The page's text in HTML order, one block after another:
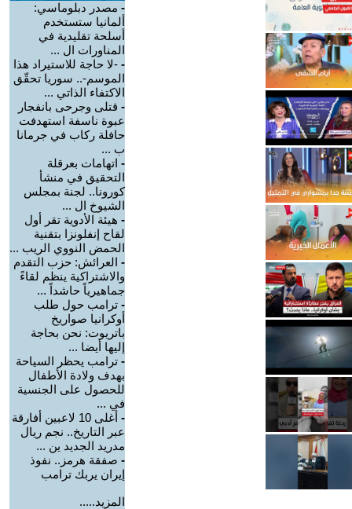
- مصدر دبلوماسي:
ألمانيا ستستخدم
أسلحة تقليدية في
المناورات ال ...
- -لا حاجة للاستيراد هذا
الموسم-.. سوريا تحقّق
الاكتفاء الذاتي ...
- قتلى وجرحى بانفجار
عبوة ناسفة استهدفت
حافلة ركاب في جرمانا
ب ...
- اتهامات بعرقلة
التحقيق في منشأ
كورونا.. لجنة بمجلس
الشيوخ ال ...
- هيئة الأدوية تقر أول
لقاح إنفلونزا بتقنية
الحمض النووي الريب ...
- العرائش: حزب التقدم
والاشتراكية ينظم لقاءً
جماهيرياً حاشداً ...
- ترامب حول طلب
أوكرانيا صواريخ
باتريوت: نحن بحاجة
إليها أيضا ...
- ترامب يحظر السياحة
بهدف ولادة الأطفال
للحصول على الجنسية
في ...
-
أغلى 10 لاعبين أفارقة
عبر التاريخ.. نجم ريال
مدريد الجديد ين ...
- صفقة هرمز.. نفوذ
إيران يربك ترامب
المزيد.....